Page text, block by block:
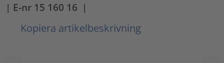
| E-nr 15 160 16 |
Kopiera artikelbeskrivning